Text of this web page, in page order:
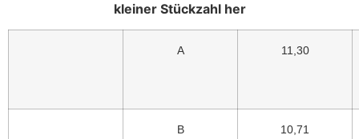
kleiner Stückzahl her
A 11,30
B 10,71